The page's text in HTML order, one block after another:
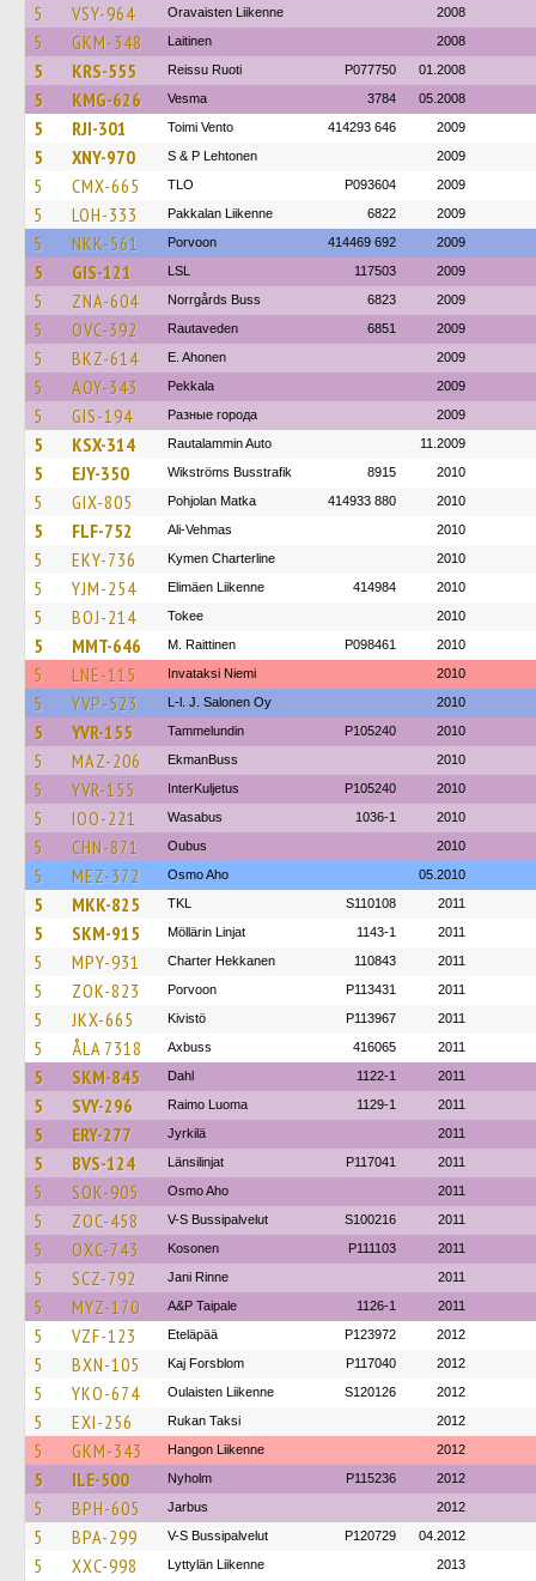
5 VSY-964 Oravaisten Liikenne 2008
5 GKM-348 Laitinen 2008
5 KRS-555 Reissu Ruoti P077750 01.2008
5 KMG-626 Vesma 3784 05.2008
5 RJI-301 Toimi Vento 414293 646 2009
5 XNY-970 S & P Lehtonen 2009
5 CMX-665 TLO P093604 2009
5 LOH-333 Pakkalan Liikenne 6822 2009
5 NKK-561 Porvoon 414469 692 2009
5 GIS-121 LSL 117503 2009
5 ZNA-604 Norrgårds Buss 6823 2009
5 OVC-392 Rautaveden 6851 2009
5 BKZ-614 E. Ahonen 2009
5 AOY-343 Pekkala 2009
5 GIS-194 Разные города 2009
5 KSX-314 Rautalammin Auto 11.2009
5 EJY-350 Wikströms Busstrafik 8915 2010
5 GIX-805 Pohjolan Matka 414933 880 2010
5 FLF-752 Ali-Vehmas 2010
5 EKY-736 Kymen Charterline 2010
5 YJM-254 Elimäen Liikenne 414984 2010
5 BOJ-214 Tokee 2010
5 MMT-646 M. Raittinen P098461 2010
5 LNE-115 Invataksi Niemi 2010
5 YVP-523 L-l. J. Salonen Oy 2010
5 YVR-155 Tammelundin P105240 2010
5 MAZ-206 EkmanBuss 2010
5 YVR-155 InterKuljetus P105240 2010
5 IOO-221 Wasabus 1036-1 2010
5 CHN-871 Oubus 2010
5 MEZ-372 Osmo Aho 05.2010
5 MKK-825 TKL S110108 2011
5 SKM-915 Möllärin Linjat 1143-1 2011
5 MPY-931 Charter Hekkanen 110843 2011
5 ZOK-823 Porvoon P113431 2011
5 JKX-665 Kivistö P113967 2011
5 ÅLA 7318 Axbuss 416065 2011
5 SKM-845 Dahl 1122-1 2011
5 SVY-296 Raimo Luoma 1129-1 2011
5 ERY-277 Jyrkilä 2011
5 BVS-124 Länsilinjat P117041 2011
5 SOK-905 Osmo Aho 2011
5 ZOC-458 V-S Bussipalvelut S100216 2011
5 OXC-743 Kosonen P111103 2011
5 SCZ-792 Jani Rinne 2011
5 MYZ-170 A&P Taipale 1126-1 2011
5 VZF-123 Eteläpää P123972 2012
5 BXN-105 Kaj Forsblom P117040 2012
5 YKO-674 Oulaisten Liikenne S120126 2012
5 EXI-256 Rukan Taksi 2012
5 GKM-343 Hangon Liikenne 2012
5 ILE-500 Nyholm P115236 2012
5 BPH-605 Jarbus 2012
5 BPA-299 V-S Bussipalvelut P120729 04.2012
5 XXC-998 Lyttylän Liikenne 2013